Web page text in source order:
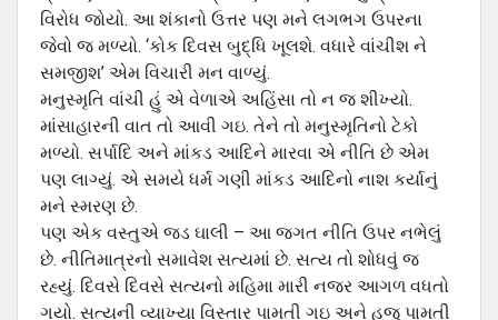
વિરોધ જોયો. આ શંકાનો ઉત્તર પણ મને લગભગ ઉપરના
જેવો જ મળ્યો. ‘કોક દિવસ બુદ્ધિ ખૂલશે. વધારે વાંચીશ ને
સમજીશ’ એમ વિચારી મન વાળ્યું.
મનુસ્‍મૃતિ વાંચી હું એ વેળાએ અહિંસા તો ન જ શીખ્‍યો.
માંસાહારની વાત તો આવી ગઇ. તેને તો મનુસ્‍મૃતિનો ટેકો
મળ્યો. સર્પાદિ અને માંકડ આદિને મારવા એ નીતિ છે એમ
પણ લાગ્‍યું. એ સમયે ધર્મ ગણી માંકડ આદિનો નાશ કર્યાનું
મને સ્‍મરણ છે.
પણ એક વસ્‍તુએ જડ ઘાલી – આ જગત નીતિ ઉપર નભેલું
છે. નીતિમાત્રનો સમાવેશ સત્‍યમાં છે. સત્‍ય તો શોધવું જ
રહ્યું. દિવસે દિવસે સત્‍યનો મહિમા મારી નજર આગળ વધતો
ગયો. સત્‍યની વ્‍યાખ્‍યા વિસ્‍તાર પામતી ગઇ અને હજુ પામતી